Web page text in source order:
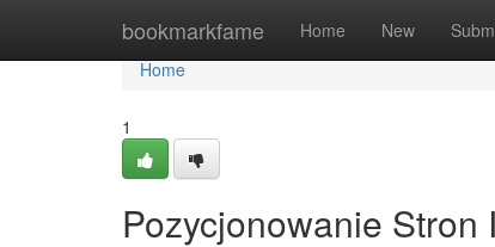
bookmarkfame Home New
Home
Home
1
Pozycjonowanie